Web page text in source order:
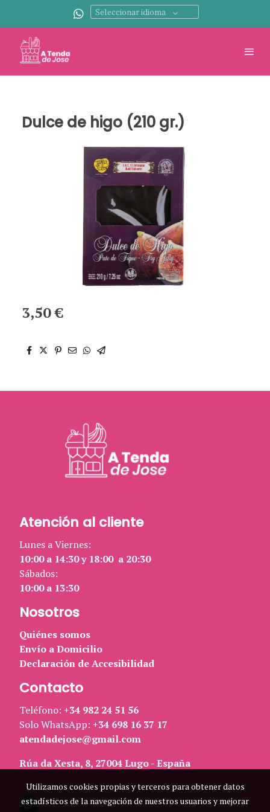
Seleccionar idioma
Dulce de higo (210 gr.)
3,50 €
Atención al cliente
Lunes a Viernes:
10:00 a 14:30 y 18:00 a 20:30
Sábados:
10:00 a 13:30
Nosotros
Quiénes somos
Envío a Domicilio
Declaración de Accesibilidad
Contacto
Teléfono: +34 982 24 51 56
Solo WhatsApp: +34 698 16 37 17
atendadejose@gmail.com
Rúa da Xesta, 8, 27004 Lugo - España
Utilizamos cookies propias y terceros para obtener datos
estadísticos de la navegación de nuestros usuarios y mejorar